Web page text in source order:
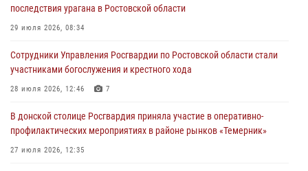
последствия урагана в Ростовской области
29 июля 2026, 08:34
Сотрудники Управления Росгвардии по Ростовской области стали
участниками богослужения и крестного хода
28 июля 2026, 12:46 7
В донской столице Росгвардия приняла участие в оперативно-
профилактических мероприятиях в районе рынков «Темерник»
27 июля 2026, 12:35